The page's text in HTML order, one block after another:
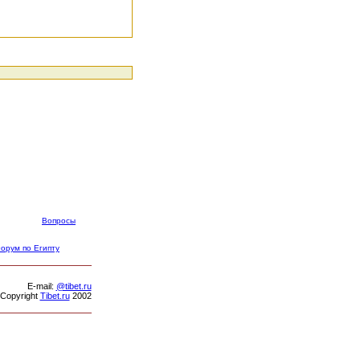
Вопросы
по Египту
Е-mail: @tibet.ru
Copyright Tibet.ru2002